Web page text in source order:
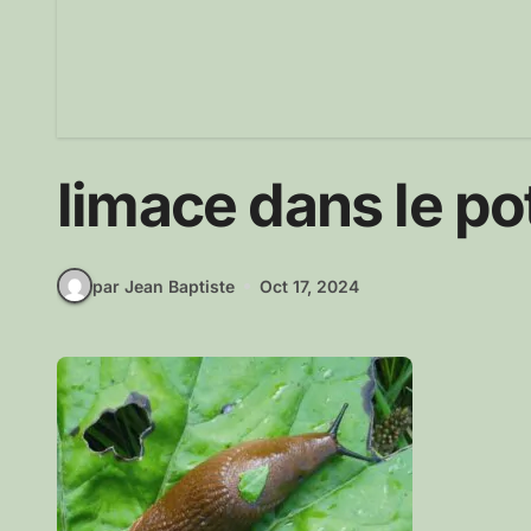
limace dans le
par Jean Baptiste Oct 17, 2024